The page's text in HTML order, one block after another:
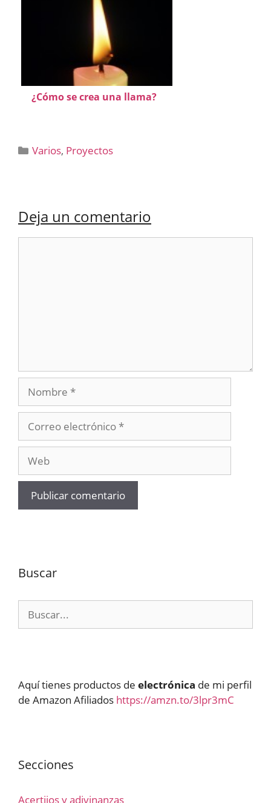
¿Cómo se crea una llama?
Categorías
Varios, Proyectos
Deja un comentario
Nombre
electrónico
Buscar
Aquí tienes productos de electrónica de mi perfil
de Amazon Afiliados https://amzn.to/3lpr3mC
Secciones
Acertijos y adivinanzas